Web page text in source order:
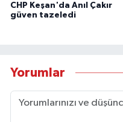
CHP Keşan'da Anıl Çakır
güven tazeledi
Yorumlar